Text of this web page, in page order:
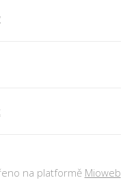
na platformě Mioweb